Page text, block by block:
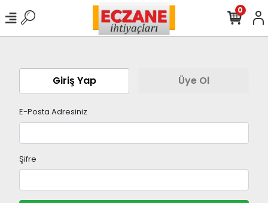
0
Giriş Yap Üye Ol
E-Posta Adresiniz
Şifre